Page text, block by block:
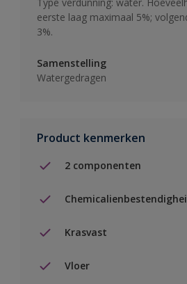
eerste laag maximaal 5%;
3%.
Samenstelling
Watergedragen
Product kenmerken
2 componenten
Krasvast
Vloer